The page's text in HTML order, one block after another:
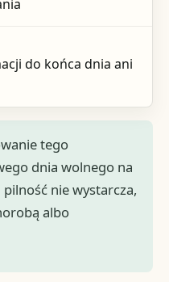
do końca dnia ani
tego
dnia wolnego na
nie wystarcza,
albo